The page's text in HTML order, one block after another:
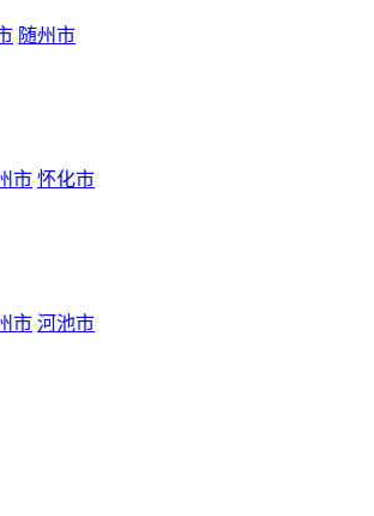
随州市
市 怀化市
市 河池市